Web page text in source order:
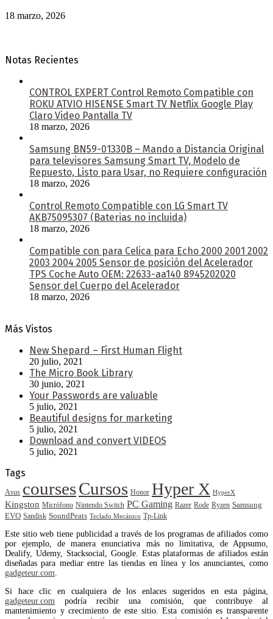
18 marzo, 2026
Notas Recientes
CONTROL EXPERT Control Remoto Compatible con
ROKU ATVIO HISENSE Smart TV Netflix Google Play
Claro Video Pantalla TV
18 marzo, 2026
Samsung BN59-01330B – Mando a Distancia Original
para televisores Samsung Smart TV, Modelo de
Repuesto, Listo para Usar, no Requiere configuración
18 marzo, 2026
Control Remoto Compatible con LG Smart TV
AKB75095307 (Baterias no incluida)
18 marzo, 2026
Compatible con para Celica para Echo 2000 2001 2002
2003 2004 2005 Sensor de posición del Acelerador
TPS Coche Auto OEM: 22633-aa140 8945202020
Sensor del Cuerpo del Acelerador
18 marzo, 2026
Más Vistos
New Shepard – First Human Flight
20 julio, 2021
The Micro Book Library
30 junio, 2021
Your Passwords are valuable
5 julio, 2021
Beautiful designs for marketing
5 julio, 2021
Download and convert VIDEOS
5 julio, 2021
Tags
Asus coursesCursos Honor Hyper X HyperX
Kingston Micrófono Nintendo Switch PC Gaming Razer Rode Ryzen Samsung
EVO Sandisk SoundPeats Teclado Mecánico Tp-Link
Este sitio web tiene publicidad a través de los programas de afiliados como
por ejemplo, de manera enunciativa más no limitativa, de Appsumo,
Dealify, Udemy, Stacksocial, Google. Estas plataformas de afiliados están
diseñadas para mediar entre las tiendas en línea y los anunciantes, como
gadgeteur.com.
Si hace clic en cualquiera de los enlaces sugeridos en esta página,
gadgeteur.com podría recibir una comisión, que contribuye al
mantenimiento y crecimiento de este sitio. Esta comisión es transparente